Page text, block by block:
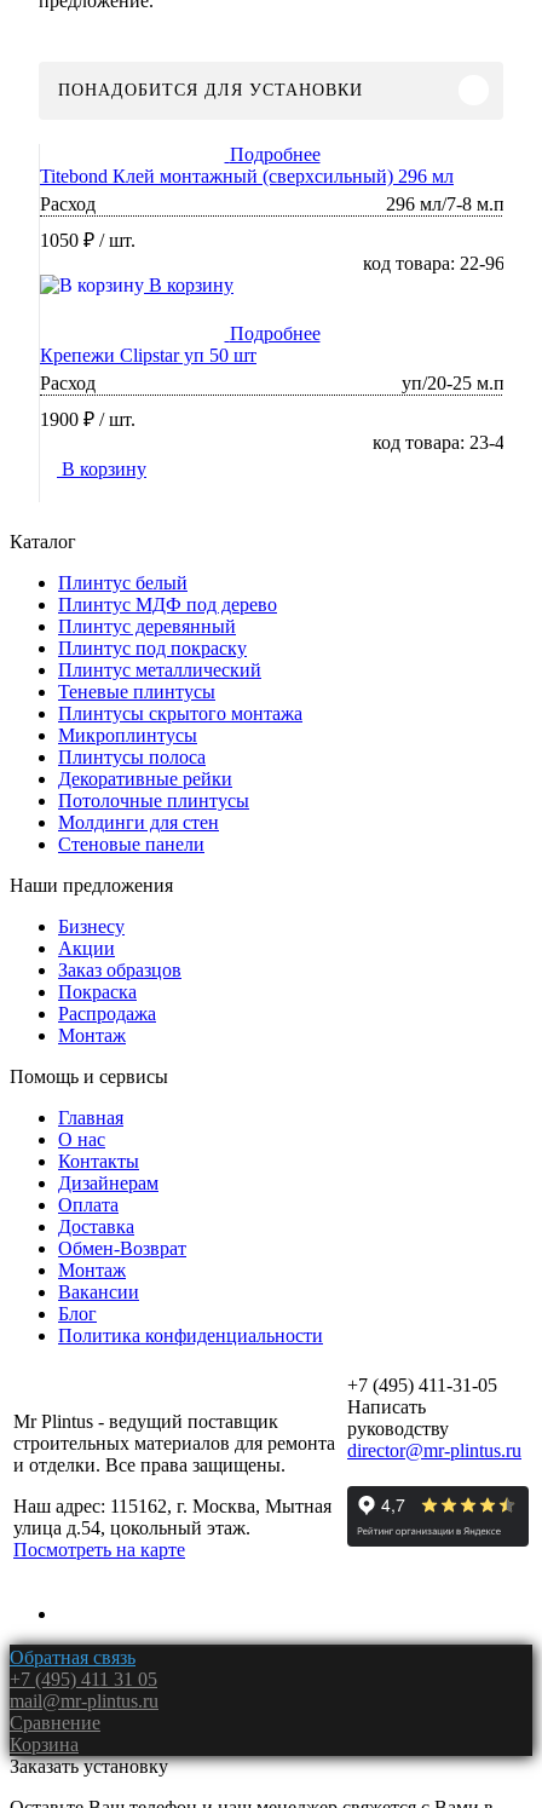
ПОНАДОБИТСЯ ДЛЯ УСТАНОВКИ
Подробнее
Titebond Клей монтажный (сверхсильный) 296 мл
Расход
296 мл/7-8 м.п
1050 ₽ / шт.
код товара: 22-96
В корзину
Подробнее
Крепежи Clipstar уп 50 шт
Расход
уп/20-25 м.п
1900 ₽ / шт.
код товара: 23-4
В корзину
Каталог
Плинтус белый
Плинтус МДФ под дерево
Плинтус деревянный
Плинтус под покраску
Плинтус металлический
Теневые плинтусы
Плинтусы скрытого монтажа
Микроплинтусы
Плинтусы полоса
Декоративные рейки
Потолочные плинтусы
Молдинги для стен
Стеновые панели
Наши предложения
Бизнесу
Акции
Заказ образцов
Покраска
Распродажа
Монтаж
Помощь и сервисы
Главная
О нас
Контакты
Дизайнерам
Оплата
Доставка
Обмен-Возврат
Монтаж
Вакансии
Блог
Политика конфиденциальности
Mr Plintus - ведущий поставщик
строительных материалов для ремонта
и отделки. Все права защищены.
Наш адрес: 115162, г. Москва, Мытная
улица д.54, цокольный этаж.
Посмотреть на карте
+7 (495) 411-31-05
Написать
руководству
director@mr-plintus.ru
Обратная связь
+7 (495) 411 31 05
mail@mr-plintus.ru
Сравнение
Корзина
Заказать установку